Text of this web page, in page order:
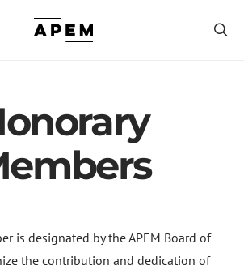
is designated by the APEM Board of
the contribution and dedication of